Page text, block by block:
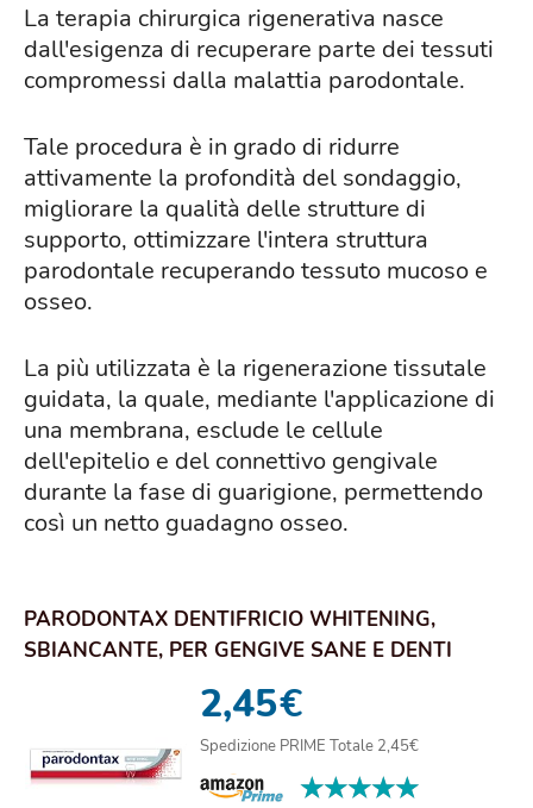
La terapia chirurgica rigenerativa nasce
dall'esigenza di recuperare parte dei tessuti
compromessi dalla malattia parodontale.
Tale procedura è in grado di ridurre
attivamente la profondità del sondaggio,
migliorare la qualità delle strutture di
supporto, ottimizzare l'intera struttura
parodontale recuperando tessuto mucoso e
osseo.
La più utilizzata è la rigenerazione tissutale
guidata, la quale, mediante l'applicazione di
una membrana, esclude le cellule
dell'epitelio e del connettivo gengivale
durante la fase di guarigione, permettendo
così un netto guadagno osseo.
PARODONTAX DENTIFRICIO WHITENING,
SBIANCANTE, PER GENGIVE SANE E DENTI
2,45€
Spedizione PRIME Totale 2,45€
★★★★★
★★★★★